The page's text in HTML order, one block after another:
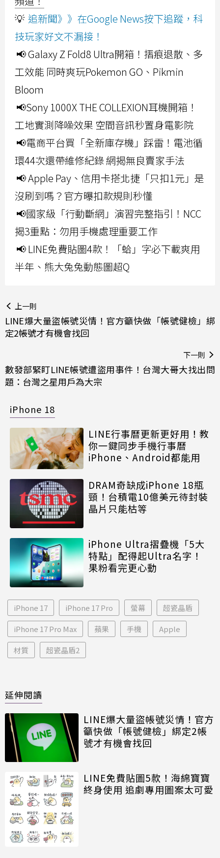
💡 追新聞》》在Google News按下追蹤，科
技玩家好文不漏接！
📢 Galaxy Z Fold8 Ultra開箱！摺痕退散、多
工效能 同時爽玩Pokemon GO、Pikmin
Bloom
📢Sony 1000X THE COLLEXION耳機開箱！
工地實測降噪效果 空間音訊秒置身電影院
📢電商平台買「全新庫存機」踩雷！電池循
環44次還帶維修紀錄 網揭無良賣家手法
📢 Apple Pay、信用卡搭北捷「只扣1元」是
沒刷到嗎？官方曝扣款規則秒懂
📢國家級「行動斷網」演習完整指引！NCC
揭3重點：勿用手機處理重要工作
📢 LINE免費貼圖4款！「蛤」字必下載爽用
半年、熊大兔兔動態圖超Q
上一則
LINE爆大量盜帳號災情！官方籲快做「帳號健檢」綁
定2帳號才有機會找回
下一則
數發部緊盯LINE帳號遭盜用事件！台灣大哥大找出問
題：台灣之星用戶為大宗
iPhone 18
LINE行事曆更新更好用！教
你一鍵同步手機行事曆
iPhone、Android都能用
DRAM奇缺成iPhone 18瓶
頸！台積電10億美元待封裝
晶片只能枯等
iPhone Ultra摺疊機「5大
特點」配得起Ultra名字！
果粉看完更心動
iPhone 17 iPhone 17 Pro 螢幕 超瓷晶盾
iPhone 17 Pro Max 蘋果 手機 Apple
材質 超瓷晶盾2
延伸閱讀
LINE爆大量盜帳號災情！官方
籲快做「帳號健檢」綁定2帳
號才有機會找回
LINE免費貼圖5款！海綿寶寶
終身使用 追劇專用圖案太可愛